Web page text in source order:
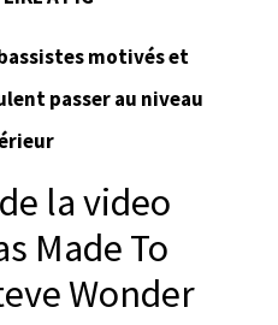
motivés et
passer au niveau
la video
Made To
Wonder